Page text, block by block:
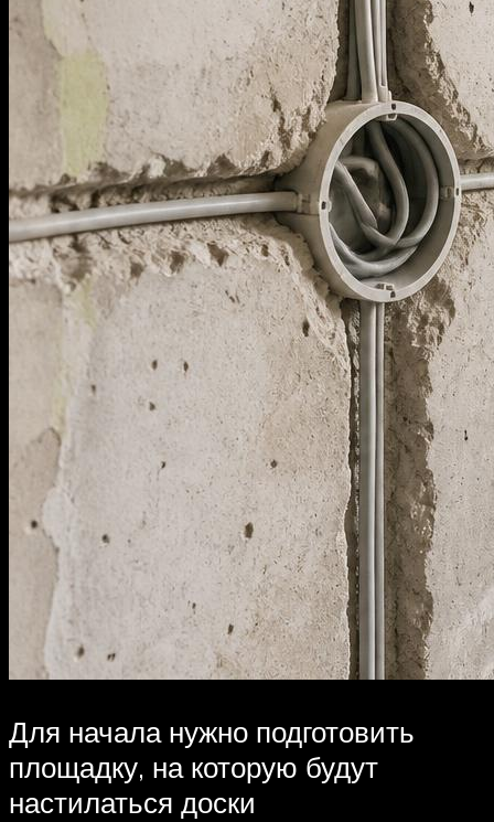
Для начала нужно подготовить
площадку, на которую будут
настилаться доски